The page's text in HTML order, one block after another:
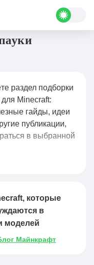
раздел подборки
для Minecraft:
гайды, идеи
публикации,
в выбранной
которые
в
моделей
Майнкрафт